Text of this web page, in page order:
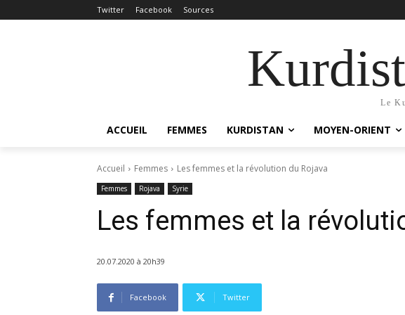
Twitter Facebook Sources
Le
ACCUEIL FEMMES KURDISTAN MOYEN-ORIENT
Accueil Femmes Les femmes et la révolution du Rojava
Femmes Rojava Syrie
Les femmes et la
20.07.2020 à 20h39
Facebook Twitter